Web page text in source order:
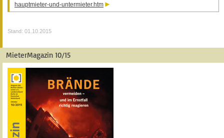
hauptmieter-und-untermieter.htm
Stand: 01.10.2015
MieterMagazin 10/15